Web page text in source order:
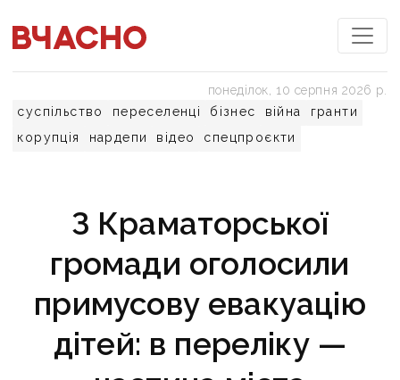
суспільство переселенці бізнес війна
гранти
корупція
нардепи відео спецпроєкти
понеділок, 10 серпня 2026 р.
З Краматорської
громади оголосили
примусову евакуацію
дітей: в переліку —